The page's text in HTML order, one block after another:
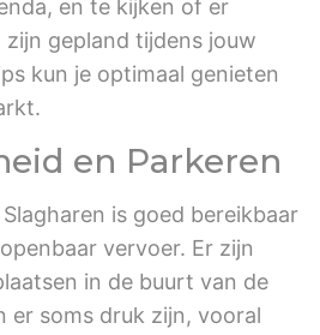
en te kijken of er
gepland tijdens jouw
kun je optimaal genieten
en Parkeren
is goed bereikbaar
vervoer. Er zijn
in de buurt van de
er soms druk zijn, vooral